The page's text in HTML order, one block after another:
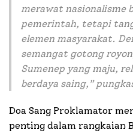
merawat nasionalisme
pemerintah, tetapi
elemen masyarakat.
semangat gotong
Sumenep yang maju,
berdaya saing,”
Doa Sang Proklamator
penting dalam rangkaian